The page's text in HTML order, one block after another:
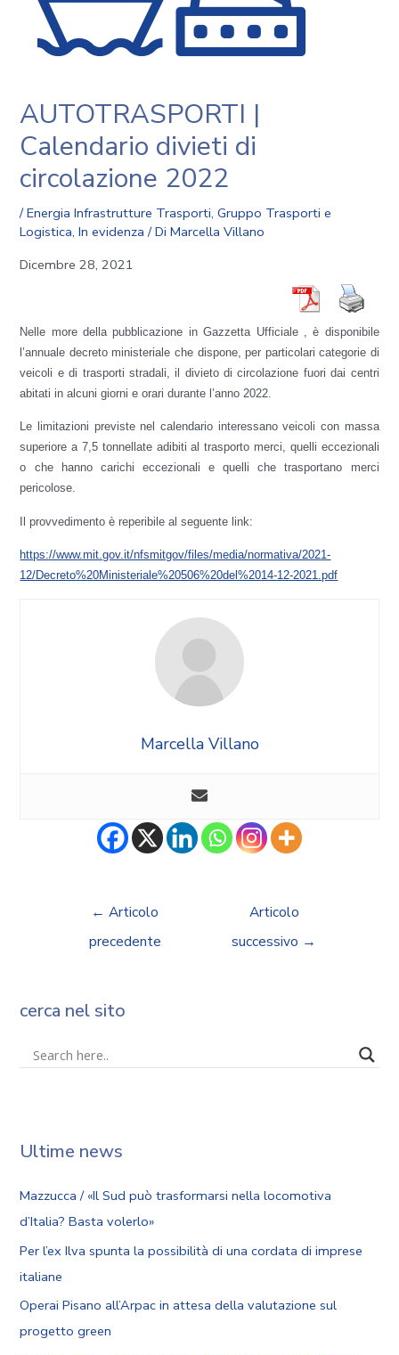
AUTOTRASPORTI |
Calendario divieti di
circolazione 2022
/Energia Infrastrutture Trasporti,Gruppo Trasporti e
Logistica,In evidenza / DiMarcella Villano
Dicembre 28, 2021
Nelle more della pubblicazione in Gazzetta Ufficiale , è disponibile
l’annuale decreto ministeriale che dispone, per particolari categorie di
veicoli e di trasporti stradali, il divieto di circolazione fuori dai centri
abitati in alcuni giorni e orari durante l’anno 2022.
Le limitazioni previste nel calendario interessano veicoli con massa
superiore a 7,5 tonnellate adibiti al trasporto merci, quelli eccezionali
o che hanno carichi eccezionali e quelli che trasportano merci
pericolose.
Il provvedimento è reperibile al seguente link:
https://www.mit.gov.it/nfsmitgov/files/media/normativa/2021-
12/Decreto%20Ministeriale%20506%20del%2014-12-2021.pdf
Marcella Villano
← Articolo
precedente
Articolo
successivo →
cerca nel sito
Ultime news
Mazzucca / «Il Sud può trasformarsi nella locomotiva
d’Italia? Basta volerlo»
Per l’ex Ilva spunta la possibilità di una cordata di imprese
italiane
Operai Pisano all’Arpac in attesa della valutazione sul
progetto green